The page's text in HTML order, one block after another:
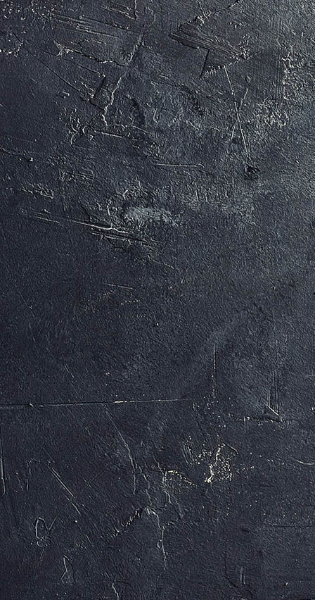
MAX UND MORITZ (c) Arno Kohlem